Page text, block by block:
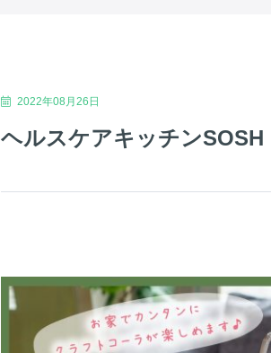
2022年08月26日
ヘルスケアキッチン